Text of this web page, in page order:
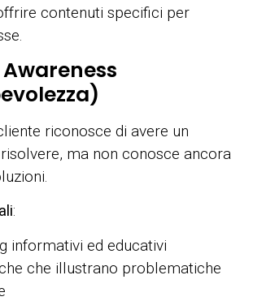
contenuti specifici per
Awareness
riconosce di avere un
ma non conosce ancora
:
informativi ed educativi
che illustrano problematiche